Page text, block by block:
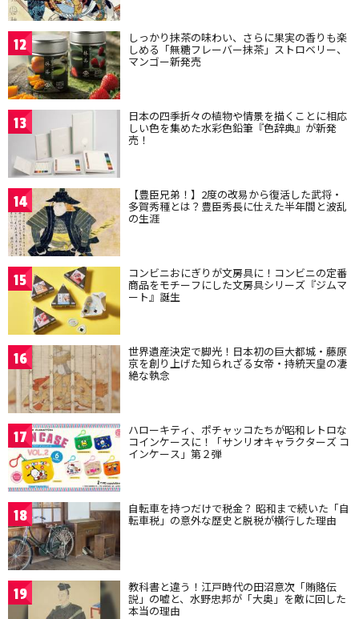
12 しっかり抹茶の味わい、さらに果実の香りも楽
しめる「無糖フレーバー抹茶」ストロベリー、
マンゴー新発売
13 日本の四季折々の植物や情景を描くことに相応
しい色を集めた水彩色鉛筆『色辞典』が新発
売！
14 【豊臣兄弟！】2度の改易から復活した武将・
多賀秀種とは？豊臣秀長に仕えた半年間と波乱
の生涯
15 コンビニおにぎりが文房具に！コンビニの定番
商品をモチーフにした文房具シリーズ『ジムマ
ート』誕生
16 世界遺産決定で脚光！日本初の巨大都城・藤原
京を創り上げた知られざる女帝・持統天皇の凄
絶な執念
17 ハローキティ、ポチャッコたちが昭和レトロな
コインケースに！「サンリオキャラクターズ コ
インケース」第２弾
18 自転車を持つだけで税金？ 昭和まで続いた「自
転車税」の意外な歴史と脱税が横行した理由
19 教科書と違う！江戸時代の田沼意次「賄賂伝
説」の嘘と、水野忠邦が「大奥」を敵に回した
本当の理由